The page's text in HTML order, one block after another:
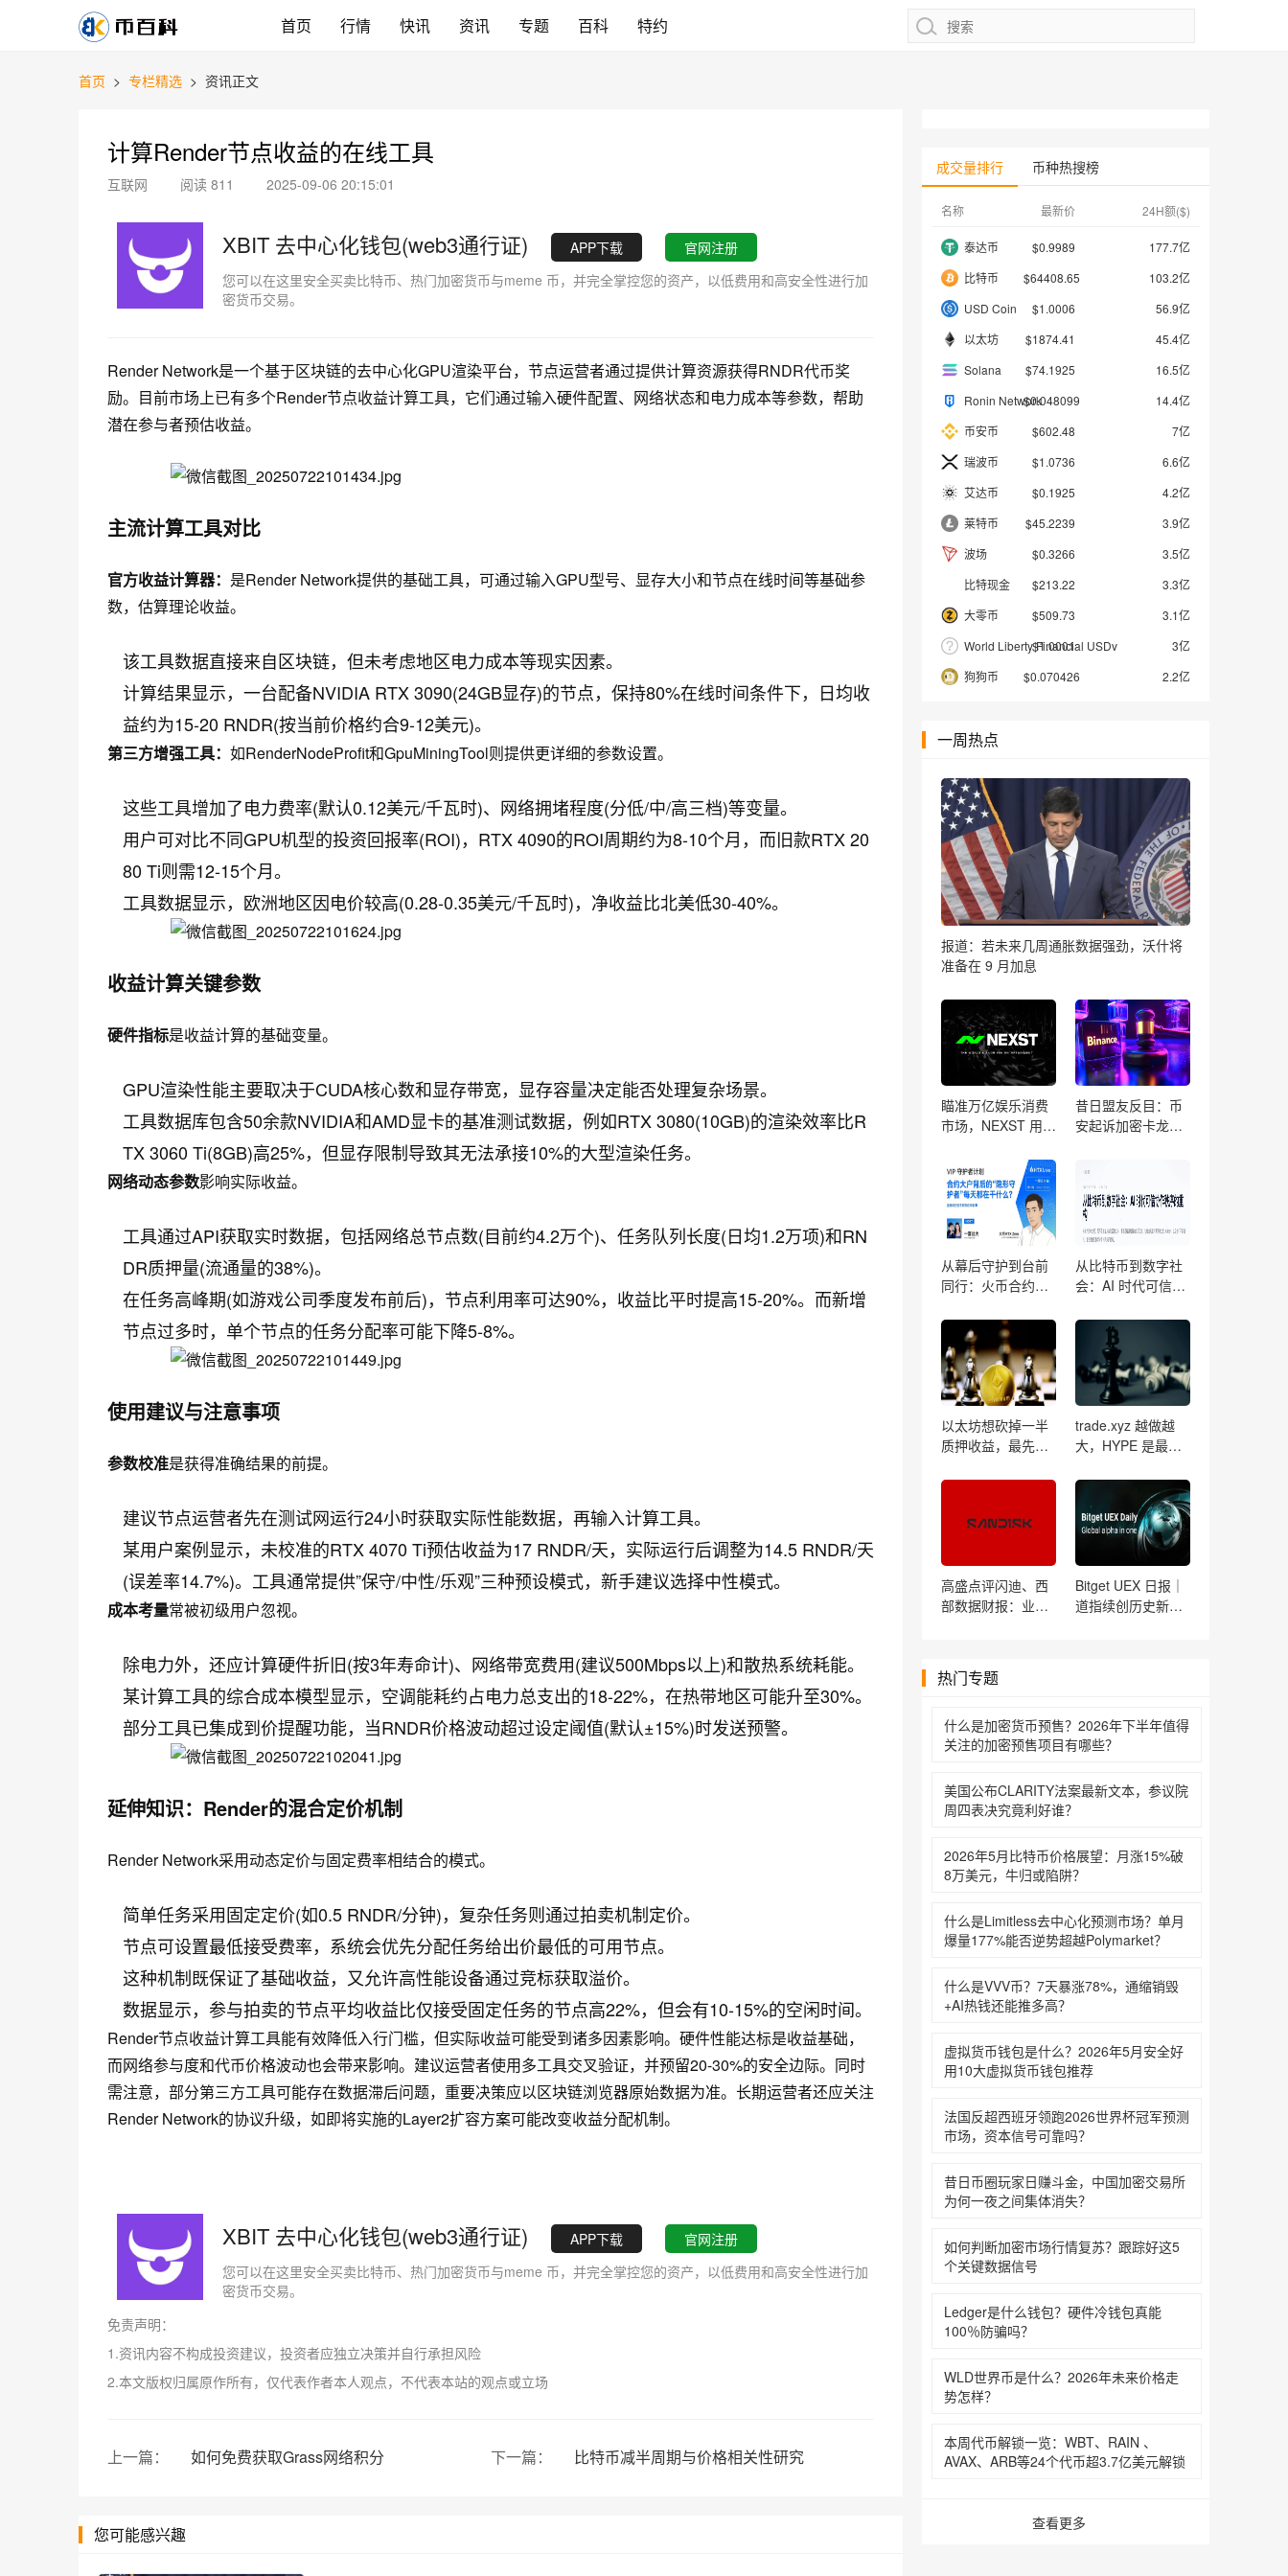
首页 行情 快讯 资讯 专题 百科 特约
首页 > 专栏精选 > 资讯正文
计算Render节点收益的在线工具
互联网 阅读 811 2025-09-06 20:15:01
XBIT 去中心化钱包(web3通行证) APP下载
官网注册
您可以在这里安全买卖比特币、热门加密货币与meme 币，并完全掌控您的资产，以低费用和高安全性进行加
密货币交易。
Render Network是一个基于区块链的去中心化GPU渲染平台，节点运营者通过提供计算资源获得RNDR代币奖
励。目前市场上已有多个Render节点收益计算工具，它们通过输入硬件配置、网络状态和电力成本等参数，帮助
潜在参与者预估收益。
主流计算工具对比
官方收益计算器： 是Render Network提供的基础工具，可通过输入GPU型号、显存大小和节点在线时间等基础参
数，估算理论收益。
该工具数据直接来自区块链，但未考虑地区电力成本等现实因素。
计算结果显示，一台配备NVIDIA RTX 3090(24GB显存)的节点，保持80%在线时间条件下，日均收
益约为15-20 RNDR(按当前价格约合9-12美元)。
第三方增强工具： 如RenderNodeProfit和GpuMiningTool则提供更详细的参数设置。
这些工具增加了电力费率(默认0.12美元/千瓦时)、网络拥堵程度(分低/中/高三档)等变量。
用户可对比不同GPU机型的投资回报率(ROI)，RTX 4090的ROI周期约为8-10个月，而旧款RTX 20
80 Ti则需12-15个月。
工具数据显示，欧洲地区因电价较高(0.28-0.35美元/千瓦时)，净收益比北美低30-40%。
收益计算关键参数
硬件指标是收益计算的基础变量。
GPU渲染性能主要取决于CUDA核心数和显存带宽，显存容量决定能否处理复杂场景。
工具数据库包含50余款NVIDIA和AMD显卡的基准测试数据，例如RTX 3080(10GB)的渲染效率比R
TX 3060 Ti(8GB)高25%，但显存限制导致其无法承接10%的大型渲染任务。
网络动态参数影响实际收益。
工具通过API获取实时数据，包括网络总节点数(目前约4.2万个)、任务队列长度(日均1.2万项)和RN
DR质押量(流通量的38%)。
在任务高峰期(如游戏公司季度发布前后)，节点利用率可达90%，收益比平时提高15-20%。而新增
节点过多时，单个节点的任务分配率可能下降5-8%。
使用建议与注意事项
参数校准是获得准确结果的前提。
建议节点运营者先在测试网运行24小时获取实际性能数据，再输入计算工具。
某用户案例显示，未校准的RTX 4070 Ti预估收益为17 RNDR/天，实际运行后调整为14.5 RNDR/天
(误差率14.7%)。工具通常提供”保守/中性/乐观”三种预设模式，新手建议选择中性模式。
成本考量常被初级用户忽视。
除电力外，还应计算硬件折旧(按3年寿命计)、网络带宽费用(建议500Mbps以上)和散热系统耗能。
某计算工具的综合成本模型显示，空调能耗约占电力总支出的18-22%，在热带地区可能升至30%。
部分工具已集成到价提醒功能，当RNDR价格波动超过设定阈值(默认±15%)时发送预警。
延伸知识：Render的混合定价机制
Render Network采用动态定价与固定费率相结合的模式。
简单任务采用固定定价(如0.5 RNDR/分钟)，复杂任务则通过拍卖机制定价。
节点可设置最低接受费率，系统会优先分配任务给出价最低的可用节点。
这种机制既保证了基础收益，又允许高性能设备通过竞标获取溢价。
数据显示，参与拍卖的节点平均收益比仅接受固定任务的节点高22%，但会有10-15%的空闲时间。
Render节点收益计算工具能有效降低入行门槛，但实际收益可能受到诸多因素影响。硬件性能达标是收益基础，
而网络参与度和代币价格波动也会带来影响。建议运营者使用多工具交叉验证，并预留20-30%的安全边际。同时
需注意，部分第三方工具可能存在数据滞后问题，重要决策应以区块链浏览器原始数据为准。长期运营者还应关注
Render Network的协议升级，如即将实施的Layer2扩容方案可能改变收益分配机制。
XBIT 去中心化钱包(web3通行证) APP下载
官网注册
您可以在这里安全买卖比特币、热门加密货币与meme 币，并完全掌控您的资产，以低费用和高安全性进行加
密货币交易。
免责声明：
1.资讯内容不构成投资建议，投资者应独立决策并自行承担风险
2.本文版权归属原作所有，仅代表作者本人观点，不代表本站的观点或立场
上一篇： 如何免费获取Grass网络积分 下一篇： 比特币减半周期与价格相关性研究
您可能感兴趣
成交量排行 币种热搜榜
名称 最新价 24H额($)
泰达币 $0.9989
177.7亿
比特币
$64408.65
103.2亿
USD Coin
$1.0006
56.9亿
以太坊
$1874.41
45.4亿
Solana
$74.1925
16.5亿
Ronin Network$0.048099
14.4亿
币安币
$602.48
7亿
瑞波币
$1.0736
6.6亿
艾达币
$0.1925
4.2亿
莱特币
$45.2239
3.9亿
波场
$0.3266
3.5亿
比特现金
$213.22
3.3亿
大零币
$509.73
3.1亿
World Liberty Financial USDv
$1.0001
3亿
狗狗币
$0.070426 2.2亿
一周热点
报道：若未来几周通胀数据强劲，沃什将
准备在 9 月加息
瞄准万亿娱乐消费
市场，NEXST 用
AI 偶像时代的
“JYP”
昔日盟友反目：币
安起诉加密卡龙头
用户被“截胡”
从幕后守护到台前
同行：火币合约
的长期主义与专业
底色
从比特币到数字社
会：AI 时代可信协
以太坊想砍掉一半
质押收益，最先失
易策略
trade.xyz 越做越
大，HYPE 是最后
高盛点评闪迪、西
部数据财报：业绩
Bitget UEX 日报｜
道指续创历史新高
日)
热门专题
什么是加密货币预售？2026年下半年值得
关注的加密预售项目有哪些？‌‌‌‌‌‌
美国公布CLARITY法案最新文本，参议院
周四表决究竟利好谁？‌‌‌‌‌‌
2026年5月比特币价格展望：月涨15%破
8万美元，牛归或陷阱？‌‌‌‌‌‌
什么是Limitless去中心化预测市场？单月
爆量177%能否逆势超越Polymarket？‌‌‌‌‌‌
什么是VVV币？7天暴涨78%，通缩销毁
+AI热钱还能推多高？
虚拟货币钱包是什么？2026年5月安全好
用10大虚拟货币钱包推荐
法国反超西班牙领跑2026世界杯冠军预测
市场，资本信号可靠吗？
昔日币圈玩家日赚斗金，中国加密交易所
为何一夜之间集体消失？
如何判断加密市场行情复苏？跟踪好这5
个关键数据信号‌‌‌‌‌‌
Ledger是什么钱包？硬件冷钱包真能
100％防骗吗？‌‌‌‌‌‌
WLD世界币是什么？2026年未来价格走
势怎样？‌‌‌‌‌‌
本周代币解锁一览：WBT、RAIN 、
AVAX、ARB等24个代币超3.7亿美元解锁‌‌‌‌‌‌
查看更多